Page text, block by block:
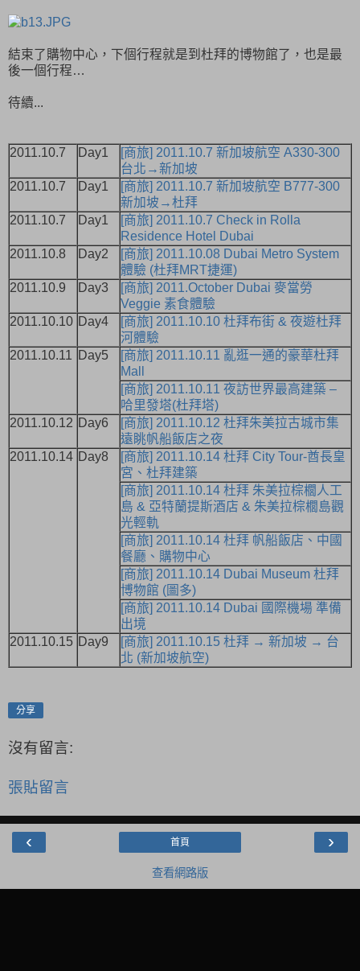
結束了購物中心，下個行程就是到杜拜的博物館了，也是最
後一個行程…
待續...
2011.10.7 Day1
[商旅] 2011.10.7 新加坡航空 A330-300
台北→新加坡
2011.10.7
Day1
[商旅] 2011.10.7 新加坡航空 B777-300
新加坡→杜拜
2011.10.7
Day1
[商旅] 2011.10.7 Check in Rolla
Residence Hotel Dubai
2011.10.8
Day2
[商旅] 2011.10.08 Dubai Metro System
體驗 (杜拜MRT捷運)
2011.10.9
Day3
[商旅] 2011.October Dubai 麥當勞
Veggie 素食體驗
2011.10.10 Day4
[商旅] 2011.10.10 杜拜布街 & 夜遊杜拜
河體驗
2011.10.11
Day5
[商旅] 2011.10.11 亂逛一通的豪華杜拜
Mall
[商旅] 2011.10.11 夜訪世界最高建築 –
哈里發塔(杜拜塔)
2011.10.12 Day6
[商旅] 2011.10.12 杜拜朱美拉古城市集
遠眺帆船飯店之夜
2011.10.14 Day8
[商旅] 2011.10.14 杜拜 City Tour-酋長皇
宮、杜拜建築
[商旅] 2011.10.14 杜拜 朱美拉棕櫚人工
島 & 亞特蘭提斯酒店 & 朱美拉棕櫚島觀
光輕軌
[商旅] 2011.10.14 杜拜 帆船飯店、中國
餐廳、購物中心
[商旅] 2011.10.14 Dubai Museum 杜拜
博物館 (圖多)
[商旅] 2011.10.14 Dubai 國際機場 準備
出境
2011.10.15 Day9
[商旅] 2011.10.15 杜拜 → 新加坡 → 台
北 (新加坡航空)
分享
沒有留言:
張貼留言
‹ ›
首頁
查看網路版